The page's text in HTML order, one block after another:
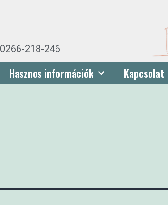
0266-218-246
Hasznos információk Kapcsolat